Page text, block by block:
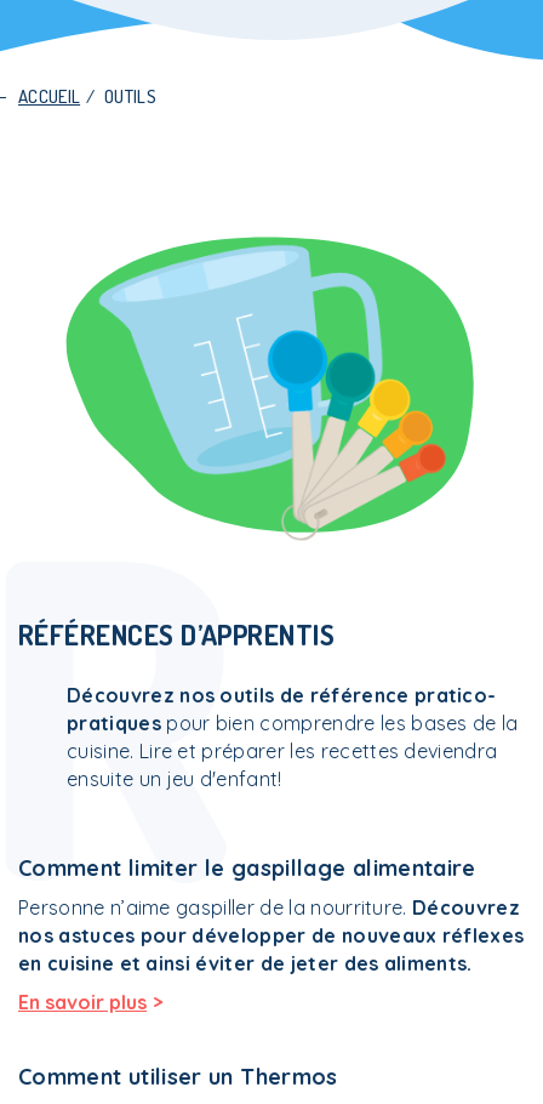
ACCUEIL / OUTILS
RÉFÉRENCES D’APPRENTIS
Découvrez nos outils de référence pratico-
pratiquespour bien comprendre les bases de la
cuisine. Lire et préparer les recettes deviendra
ensuite un jeu d'enfant!
Comment limiter le gaspillage alimentaire
Personne n’aime gaspiller de la nourriture. Découvrez
nos astuces pour développer de nouveaux réflexes
en cuisine et ainsi éviter de jeter des aliments.
En savoir plus >
Comment utiliser un Thermos